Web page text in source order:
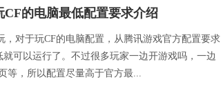
的电脑最低配置要求介绍
对于玩CF的电脑配置，从腾讯游戏官方配置要求
可以运行了。不过很多玩家一边开游戏吗，一边
等，所以配置尽量高于官方最...